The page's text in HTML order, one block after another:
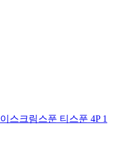
스크림스푼 티스푼 4P 1